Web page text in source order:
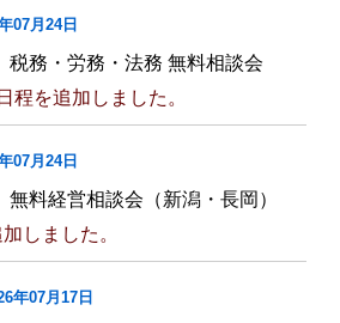
07月24日
税務・労務・法務 無料相談会
程を追加しました。
07月24日
無料経営相談会（新潟・長岡）
しました。
年07月17日